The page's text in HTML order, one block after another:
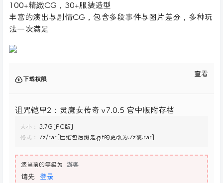
100+精緻CG，30+服装造型
丰富的演出与剧情CG，包含多段事件与图片差分，多种玩
法一次满足
下载权限
查看
诅咒铠甲2：灵魔女传奇 v7.0.5 官中版附存档
大小：
3.7G[PC版]
格式：
7z/rar[压缩包后缀是.gif的更改为.7z或.rar]
您当前的等级为 游客
请先 登录